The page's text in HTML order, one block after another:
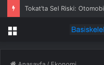
Tokat’ta Sel Riski:
Menü